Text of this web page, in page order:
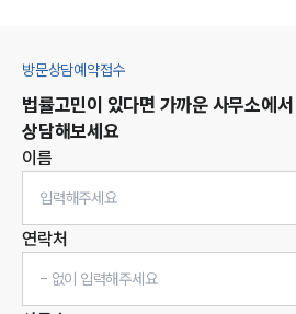
방문상담예약접수
법률고민이 있다면 가까운 사무소에서
상담해보세요
이름
연락처